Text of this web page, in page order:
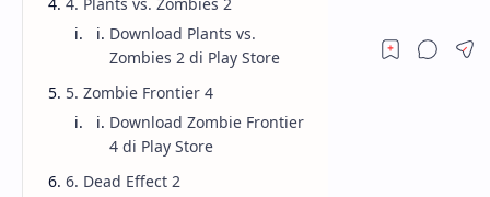
Download Plants vs.
Zombies 2 di Play Store
5. Zombie Frontier 4
Download Zombie Frontier
4 di Play Store
6. Dead Effect 2